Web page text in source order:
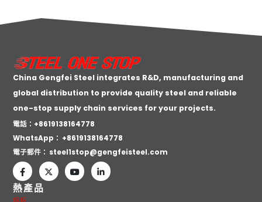
China Gengfei Steel integrates R&D, manufacturing and
global distribution to provide quality steel and reliable
one-stop supply chain services for your projects.
電話：+8619138164778
WhatsApp： +8619138164778
電子郵件： steel1stop@gengfeisteel.com
熱產品